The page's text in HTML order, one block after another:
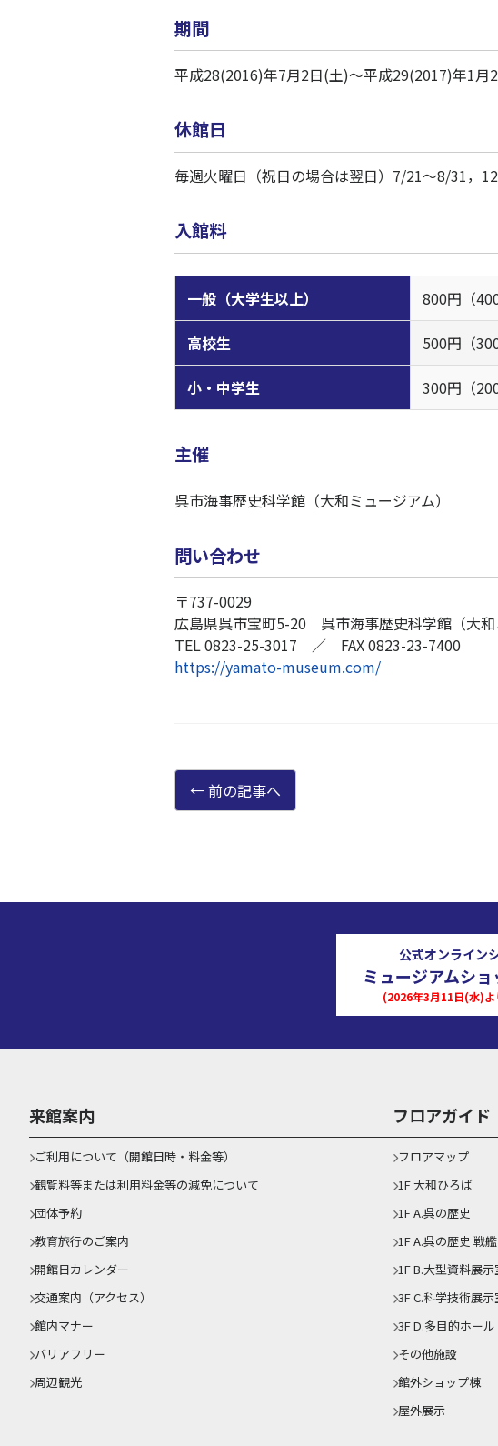
期間
平成28(2016)年7月2日(土)～平成29(2017)年1月
休館日
毎週火曜日（祝日の場合は翌日）7/21～8/31，
入館料
一般（大学生以上）
800円（400
高校生 500円（300
小・中学生 300円（200
主催
呉市海事歴史科学館（大和ミュージアム）
問い合わせ
〒737-0029
広島県呉市宝町5-20 呉市海事歴史科学館（大和
TEL 0823-25-3017 ／ FAX 0823-23-7400
https://yamato-museum.com/
前の記事へ
公式オンライン
ミュージアムショ
(2026年3月11日(水)よ
来館案内
ご利用について（開館日時・料金等）
観覧料等または利用料金等の減免について
団体予約
教育旅行のご案内
開館日カレンダー
交通案内（アクセス）
館内マナー
バリアフリー
周辺観光
フロアガイド
フロアマップ
1F 大和ひろば
1F A.呉の歴史
1F A.呉の歴史 戦艦
1F B.大型資料展示
3F C.科学技術展示
3F D.多目的ホール
その他施設
館外ショップ棟
屋外展示